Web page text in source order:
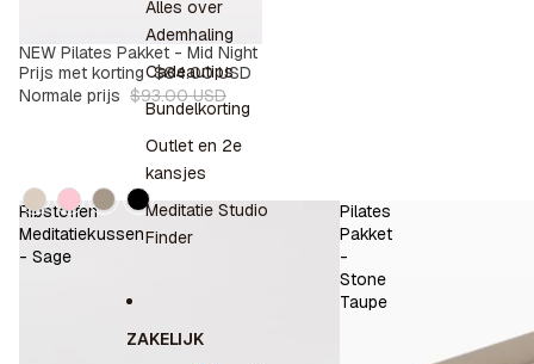
Alles over
Ademhaling
Cadeautips
Bundelkorting
Outlet en 2e
kansjes
Meditatie Studio
Finder
ZAKELIJK
SALE
-9%
NEW Pilates Pakket - Mid Night
Prijs met korting $84.00 USD
Normale prijs $93.00 USD
Kleur
Ribstoffen
Meditatiekussen
- Sage
Pilates
Pakket
-
Stone
Taupe